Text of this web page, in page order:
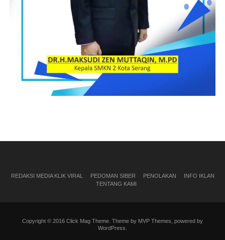
REDAKSI MEDIA KLIK VIRAL PEDOMAN SIBER PENOLAKAN
INFO IKLAN
TENTANG KAMI
Copyright © 2016 Click Mag Theme. Theme by MVP Themes, powered by
WordPress.